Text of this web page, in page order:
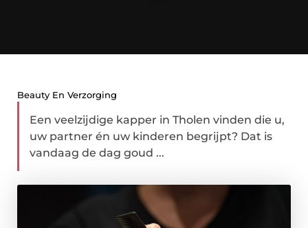
Beauty En Verzorging
Een veelzijdige kapper in Tholen vinden die u,
uw partner én uw kinderen begrijpt? Dat is
vandaag de dag goud ...